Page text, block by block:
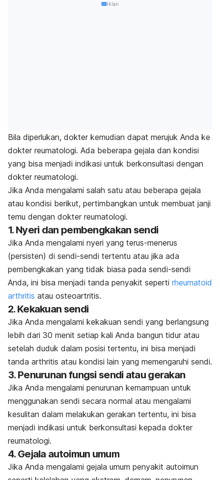
Iklan
Bila diperlukan, dokter kemudian dapat merujuk Anda ke
dokter reumatologi. Ada beberapa gejala dan kondisi
yang bisa menjadi indikasi untuk berkonsultasi dengan
dokter reumatologi.
Jika Anda mengalami salah satu atau beberapa gejala
atau kondisi berikut, pertimbangkan untuk membuat janji
temu dengan dokter reumatologi.
1. Nyeri dan pembengkakan sendi
Jika Anda mengalami nyeri yang terus-menerus
(persisten) di sendi-sendi tertentu atau jika ada
pembengkakan yang tidak biasa pada sendi-sendi
Anda, ini bisa menjadi tanda penyakit seperti rheumatoid
arthritis atau osteoartritis.
2. Kekakuan sendi
Jika Anda mengalami kekakuan sendi yang berlangsung
lebih dari 30 menit setiap kali Anda bangun tidur atau
setelah duduk dalam posisi tertentu, ini bisa menjadi
tanda arthritis atau kondisi lain yang memengaruhi sendi.
3. Penurunan fungsi sendi atau gerakan
Jika Anda mengalami penurunan kemampuan untuk
menggunakan sendi secara normal atau mengalami
kesulitan dalam melakukan gerakan tertentu, ini bisa
menjadi indikasi untuk berkonsultasi kepada dokter
reumatologi.
4. Gejala autoimun umum
Jika Anda mengalami gejala umum penyakit autoimun